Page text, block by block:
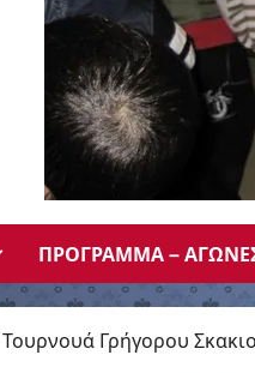
ΠΡΟΓΡΑΜΜΑ –
Γρήγορου